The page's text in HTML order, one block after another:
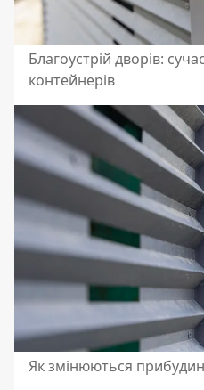
Благоустрій дворів:
контейнерів
Як змінюються